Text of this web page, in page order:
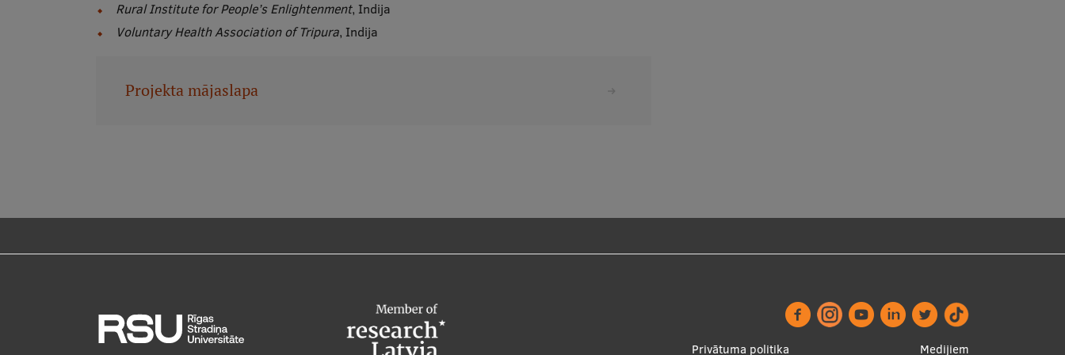
Rural Institute for People’s Enlightenment, Indija
Voluntary Health Association of Tripura, Indija
Projekta mājaslapa
Privātuma politika Medijiem